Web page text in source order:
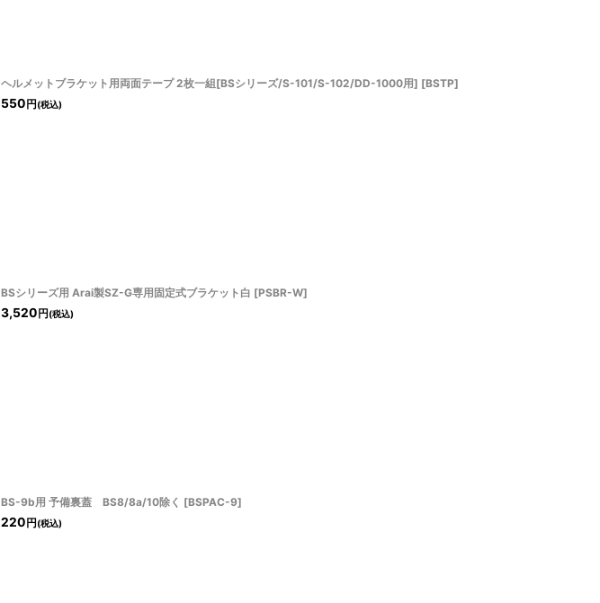
ヘルメットブラケット用両面テープ 2枚一組[BSシリーズ/S-101/S-102/DD-1000用] [BSTP]
550 円 (税込)
BSシリーズ用 Arai製SZ-G専用固定式ブラケット白 [PSBR-W]
3,520 円 (税込)
BS-9b用 予備裏蓋 BS8/8a/10除く [BSPAC-9]
220 円 (税込)